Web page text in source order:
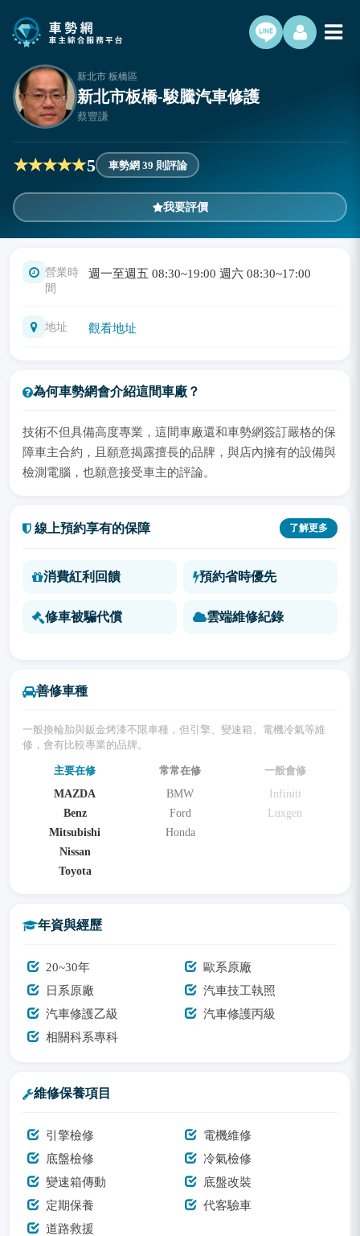
新北市 板橋區
新北市板橋-駿騰汽車修護
蔡豐謙
5 車勢網 39 則評論
我要評價
營業時
間
週一至週五 08:30~19:00 週六 08:30~17:00
地址 觀看地址
為何車勢網會介紹這間車廠？
技術不但具備高度專業，這間車廠還和車勢網簽訂嚴格的保
障車主合約，且願意揭露擅長的品牌，與店內擁有的設備與
檢測電腦，也願意接受車主的評論。
線上預約享有的保障 了解更多
消費紅利回饋 預約省時優先
修車被騙代償 雲端維修紀錄
善修車種
一般換輪胎與鈑金烤漆不限車種，但引擎、變速箱、電機冷氣等維
修，會有比較專業的品牌。
主要在修
MAZDA
Benz
Mitsubishi
Nissan
Toyota
常常在修
BMW
Ford
Honda
一般會修
Infiniti
Luxgen
年資與經歷
20~30年
歐系原廠
日系原廠
汽車技工執照
汽車修護乙級
汽車修護丙級
相關科系專科
維修保養項目
引擎檢修
電機維修
底盤檢修
冷氣檢修
變速箱傳動
底盤改裝
定期保養
代客驗車
道路救援